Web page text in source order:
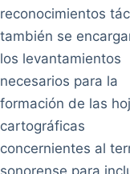
reconocimientos
también se
los levantamientos
necesarios para la
formación de las
cartográficas
concernientes al
sonorense para